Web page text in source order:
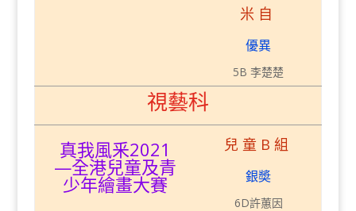
米自
優異
5B 李楚楚
視藝科
真我風釆2021
—全港兒童及青
少年繪畫大賽
兒童B組
銀奬
6D許蕙因